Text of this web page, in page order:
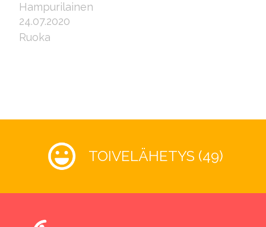
Hampurilainen
24.07.2020
Ruoka
TOIVELÄHETYS (49)